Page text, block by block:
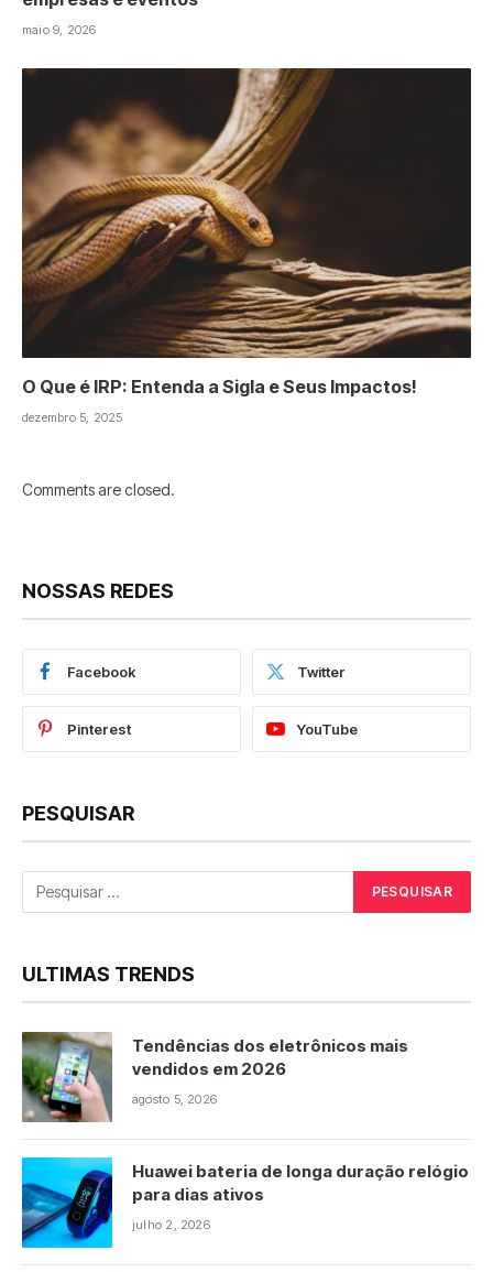
maio 9, 2026
O Que é IRP: Entenda a Sigla e Seus Impactos!
dezembro 5, 2025
Comments are closed.
NOSSAS REDES
Facebook Twitter
Pinterest YouTube
PESQUISAR
ULTIMAS TRENDS
Tendências dos eletrônicos mais
vendidos em 2026
agosto 5, 2026
Huawei bateria de longa duração relógio
para dias ativos
julho 2, 2026